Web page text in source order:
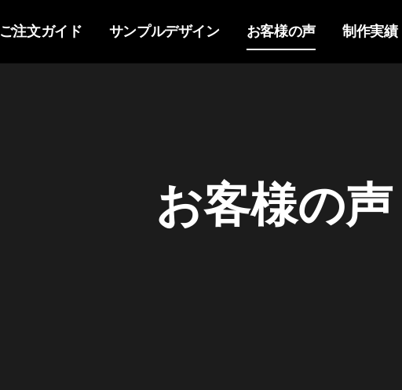
ご注文ガイド サンプルデザイン お客様の声 制作実績
お客様の声